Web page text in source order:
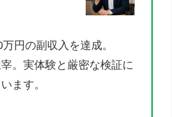
円の副収入を達成。
。実体験と厳密な検証に
ます。